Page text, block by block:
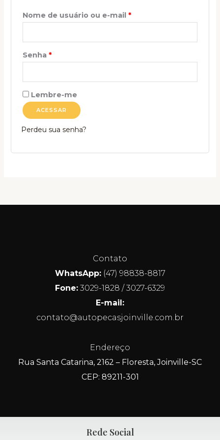
Nome de usuário ou e-mail *
Senha *
Lembre-me
ACESSAR
Perdeu sua senha?
Contato
WhatsApp:(47) 98838-8817
Fone: 3029-1828 / 3027-6329
E-mail:
contato@autopecasjoinville.com.br
Endereço
Rua Santa Catarina, 2162 – Floresta, Joinville-SC
CEP: 89211-301
Rede Social